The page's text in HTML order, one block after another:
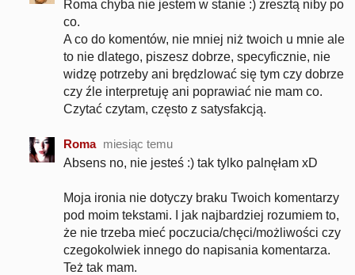
Roma chyba nie jestem w stanie :) zresztą niby po
co.
A co do komentów, nie mniej niż twoich u mnie ale
to nie dlatego, piszesz dobrze, specyficznie, nie
widzę potrzeby ani brędzlować się tym czy dobrze
czy źle interpretuję ani poprawiać nie mam co.
Czytać czytam, często z satysfakcją.
Roma miesiąc temu
Absens no, nie jesteś :) tak tylko palnęłam xD
Moja ironia nie dotyczy braku Twoich komentarzy
pod moim tekstami. I jak najbardziej rozumiem to,
że nie trzeba mieć poczucia/chęci/możliwości czy
czegokolwiek innego do napisania komentarza.
Też tak mam.